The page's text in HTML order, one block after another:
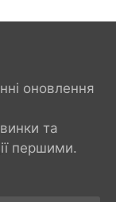
оновлення
та
першими.